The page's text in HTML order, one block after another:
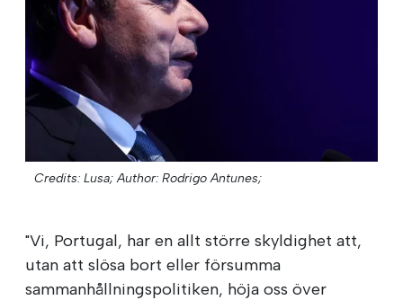
Credits: Lusa; Author: Rodrigo Antunes;
"Vi, Portugal, har en allt större skyldighet att,
utan att slösa bort eller försumma
sammanhållningspolitiken, höja oss över